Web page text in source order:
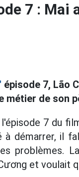
7 : Mai
épisode 7, Lão
métier de son
7 du
à démarrer, il
problèmes.
et voulait